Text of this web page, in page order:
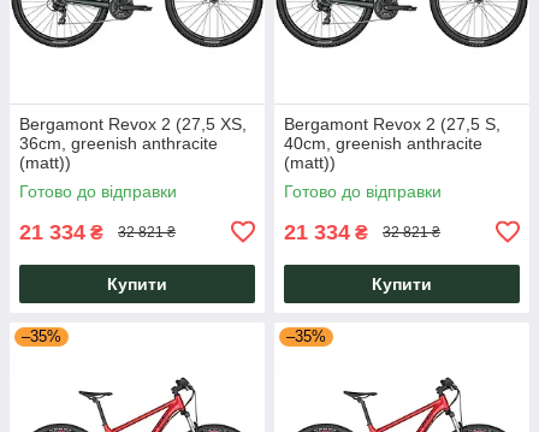
Bergamont Revox 2 (27,5 XS,
36cm, greenish anthracite
(matt))
Готово до відправки
21 334 ₴ 32 821 ₴
Купити
Bergamont Revox 2 (27,5 S,
40cm, greenish anthracite
(matt))
Готово до відправки
21 334 ₴ 32 821 ₴
Купити
–35% –35%